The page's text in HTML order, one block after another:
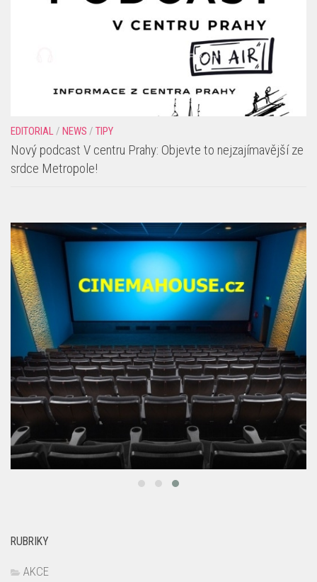
EDITORIAL/ NEWS / TIPY
Nový podcast V centru Prahy: Objevte to nejzajímavější ze
srdce Metropole!
RUBRIKY
AKCE